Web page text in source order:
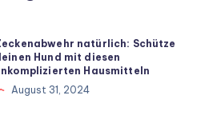
natürlich: Schütze
Hund mit diesen
Hausmitteln
August 31, 2024